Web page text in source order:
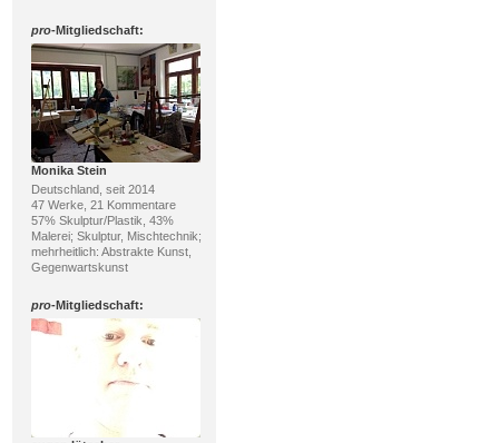
pro-Mitgliedschaft:
Monika Stein
Deutschland, seit 2014
47 Werke, 21 Kommentare
57% Skulptur/Plastik, 43%
Malerei; Skulptur, Mischtechnik;
mehrheitlich: Abstrakte Kunst,
Gegenwartskunst
pro-Mitgliedschaft: